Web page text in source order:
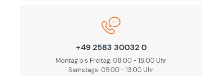
+49 2583 30032 0
Montag bis Freitag: 08:00 - 18:00 Uhr
Samstags: 09.00 - 13.00 Uhr